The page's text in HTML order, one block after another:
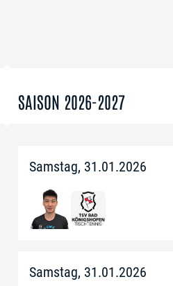
SAISON 2026-2027
Samstag, 31.01.2026
Samstag, 31.01.2026